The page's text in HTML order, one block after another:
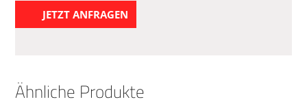
JETZT ANFRAGEN
Ähnliche Produkte